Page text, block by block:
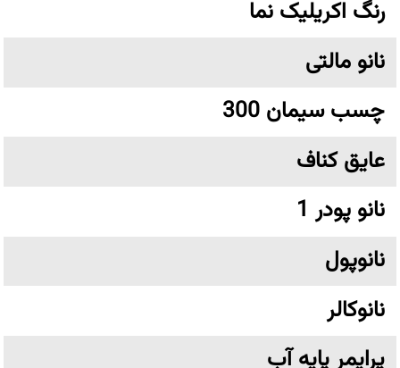
رنگ اکریلیک نما
نانو مالتی
چسب سیمان 300
عایق کناف
نانو پودر 1
نانوپول
نانوکالر
پرایمر پایه آب